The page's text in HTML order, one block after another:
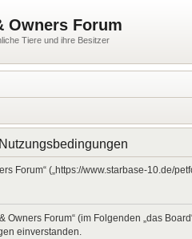
Owners Forum
Tiere und ihre Besitzer
Forum“ („https://www.starbase-10.de/
Owners Forum“ (im Folgenden „das
einverstanden.